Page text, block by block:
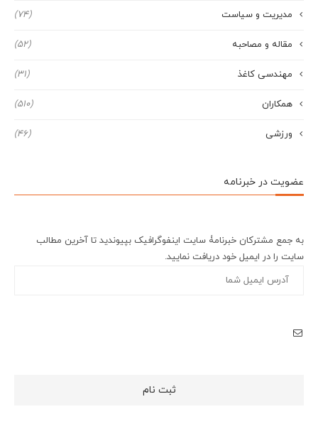
مدیریت و سیاست (74)
مقاله و مصاحبه (52)
مهندسی کاغذ (31)
همکاران (510)
ورزشی (46)
عضویت در خبرنامه
به جمع مشترکان خبرنامۀ سایت اینفوگرافیک بپیوندید تا آخرین مطالب
سایت را در ایمیل خود دریافت نمایید.